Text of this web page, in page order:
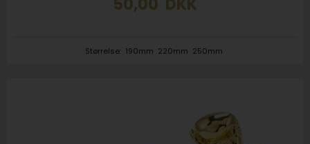
50,00 DKK
Størrelse: 190mm 220mm 250mm